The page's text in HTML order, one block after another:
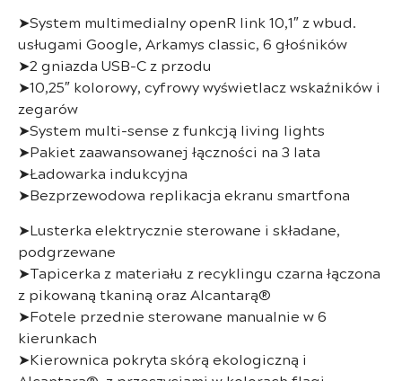
➤System multimedialny openR link 10,1″ z wbud.
usługami Google, Arkamys classic, 6 głośników
➤2 gniazda USB-C z przodu
➤10,25″ kolorowy, cyfrowy wyświetlacz wskaźników i
zegarów
➤System multi-sense z funkcją living lights
➤Pakiet zaawansowanej łączności na 3 lata
➤Ładowarka indukcyjna
➤Bezprzewodowa replikacja ekranu smartfona
➤Lusterka elektrycznie sterowane i składane,
podgrzewane
➤Tapicerka z materiału z recyklingu czarna łączona
z pikowaną tkaniną oraz Alcantarą®
➤Fotele przednie sterowane manualnie w 6
kierunkach
➤Kierownica pokryta skórą ekologiczną i